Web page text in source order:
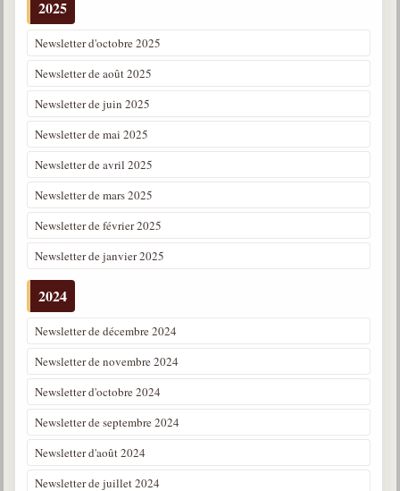
Posez-nous des questions
Consultez les réponses
Posez votre question
Galerie
Photos et vidéoscope
Galerie photos
Vidéoscope
Filmothèque
Vidéos courtes de Divaldo
Liens spirites
Centres spirites
France
2025
Newsletter d'octobre 2025
Newsletter de août 2025
Newsletter de juin 2025
Newsletter de mai 2025
Newsletter de avril 2025
Newsletter de mars 2025
Newsletter de février 2025
Newsletter de janvier 2025
2024
Newsletter de décembre 2024
Newsletter de novembre 2024
Newsletter d'octobre 2024
Newsletter de septembre 2024
Newsletter d'août 2024
Newsletter de juillet 2024